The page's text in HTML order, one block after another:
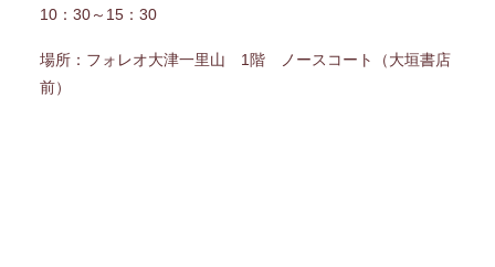
10：30～15：30
場所：フォレオ大津一里山 1階 ノースコート（大垣書店
前）